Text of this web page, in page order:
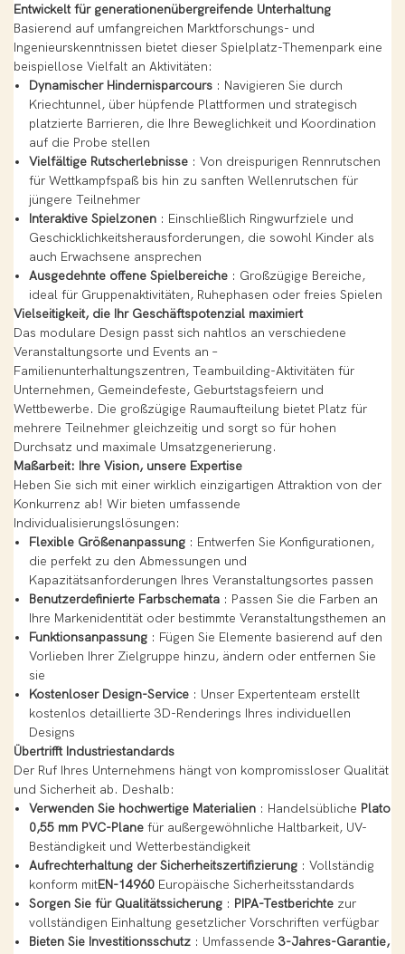
Entwickelt für generationenübergreifende Unterhaltung
Basierend auf umfangreichen Marktforschungs- und
Ingenieurskenntnissen bietet dieser Spielplatz-Themenpark eine
beispiellose Vielfalt an Aktivitäten:
Dynamischer Hindernisparcours: Navigieren Sie durch
Kriechtunnel, über hüpfende Plattformen und strategisch
platzierte Barrieren, die Ihre Beweglichkeit und Koordination
auf die Probe stellen
Vielfältige Rutscherlebnisse: Von dreispurigen Rennrutschen
für Wettkampfspaß bis hin zu sanften Wellenrutschen für
jüngere Teilnehmer
Interaktive Spielzonen: Einschließlich Ringwurfziele und
Geschicklichkeitsherausforderungen, die sowohl Kinder als
auch Erwachsene ansprechen
Ausgedehnte offene Spielbereiche: Großzügige Bereiche,
ideal für Gruppenaktivitäten, Ruhephasen oder freies Spielen
Vielseitigkeit, die Ihr Geschäftspotenzial maximiert
Das modulare Design passt sich nahtlos an verschiedene
Veranstaltungsorte und Events an –
Familienunterhaltungszentren, Teambuilding-Aktivitäten für
Unternehmen, Gemeindefeste, Geburtstagsfeiern und
Wettbewerbe. Die großzügige Raumaufteilung bietet Platz für
mehrere Teilnehmer gleichzeitig und sorgt so für hohen
Durchsatz und maximale Umsatzgenerierung.
Maßarbeit: Ihre Vision, unsere Expertise
Heben Sie sich mit einer wirklich einzigartigen Attraktion von der
Konkurrenz ab! Wir bieten umfassende
Individualisierungslösungen:
Flexible Größenanpassung: Entwerfen Sie Konfigurationen,
die perfekt zu den Abmessungen und
Kapazitätsanforderungen Ihres Veranstaltungsortes passen
Benutzerdefinierte Farbschemata: Passen Sie die Farben an
Ihre Markenidentität oder bestimmte Veranstaltungsthemen an
Funktionsanpassung: Fügen Sie Elemente basierend auf den
Vorlieben Ihrer Zielgruppe hinzu, ändern oder entfernen Sie
sie
Kostenloser Design-Service: Unser Expertenteam erstellt
kostenlos detaillierte 3D-Renderings Ihres individuellen
Designs
Übertrifft Industriestandards
Der Ruf Ihres Unternehmens hängt von kompromissloser Qualität
und Sicherheit ab. Deshalb:
Verwenden Sie hochwertige Materialien: Handelsübliche Plato
0,55 mm PVC-Planefür außergewöhnliche Haltbarkeit, UV-
Beständigkeit und Wetterbeständigkeit
Aufrechterhaltung der Sicherheitszertifizierung: Vollständig
konform mitEN-14960Europäische Sicherheitsstandards
Sorgen Sie für Qualitätssicherung: PIPA-Testberichtezur
vollständigen Einhaltung gesetzlicher Vorschriften verfügbar
Bieten Sie Investitionsschutz: Umfassende 3-Jahres-Garantie,